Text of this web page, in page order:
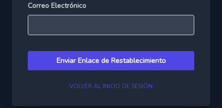
Correo Electrónico
Enviar Enlace de Restablecimiento
VOLVER AL INICIO DE SESIÓN